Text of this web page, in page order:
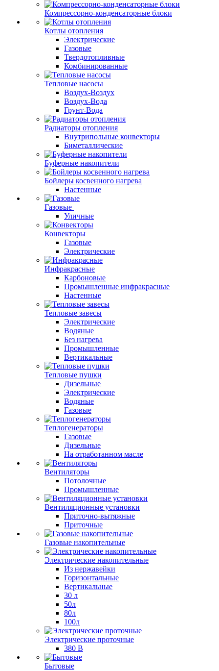
Компрессорно-конденсаторные блоки
Котлы отопления
Электрические
Газовые
Твердотопливные
Комбинированные
Тепловые насосы
Воздух-Воздух
Воздух-Вода
Грунт-Вода
Радиаторы отопления
Внутрипольные конвекторы
Биметаллические
Буферные накопители
Бойлеры косвенного нагрева
Настенные
Газовые
Уличные
Конвекторы
Газовые
Электрические
Инфракрасные
Карбоновые
Промышленные инфракрасные
Настенные
Тепловые завесы
Электрические
Водяные
Без нагрева
Промышленные
Вертикальные
Тепловые пушки
Дизельные
Электрические
Водяные
Газовые
Теплогенераторы
Газовые
Дизельные
На отработанном масле
Вентиляторы
Потолочные
Промышленные
Вентиляционные установки
Приточно-вытяжные
Приточные
Газовые накопительные
Электрические накопительные
Из нержавейки
Горизонтальные
Вертикальные
30 л
50л
80л
100л
Электрические проточные
380 В
Бытовые